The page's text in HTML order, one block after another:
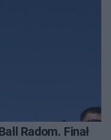
Radom. Finał